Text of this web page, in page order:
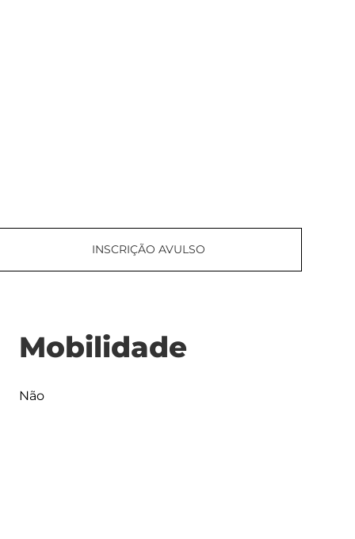
INSCRIÇÃO AVULSO
Mobilidade
Não